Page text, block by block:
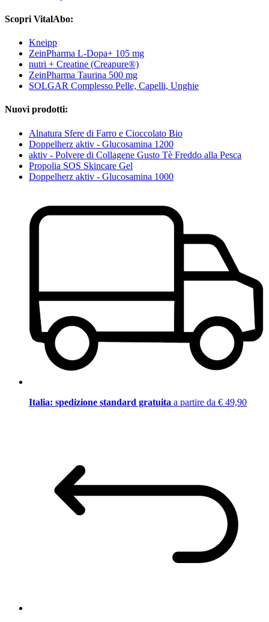
Scopri VitalAbo:
Kneipp
ZeinPharma L-Dopa+ 105 mg
nutri + Creatine (Creapure®)
ZeinPharma Taurina 500 mg
SOLGAR Complesso Pelle, Capelli, Unghie
Nuovi prodotti:
Alnatura Sfere di Farro e Cioccolato Bio
Doppelherz aktiv - Glucosamina 1200
aktiv - Polvere di Collagene Gusto Tè Freddo alla Pesca
Propolia SOS Skincare Gel
Doppelherz aktiv - Glucosamina 1000
Italia: spedizione standard gratuita a partire da € 49,90